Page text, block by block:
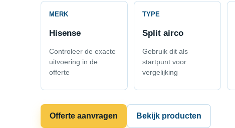
MERK
Hisense
Controleer de exacte
uitvoering in de
offerte
TYPE
Split airco
Gebruik dit als
startpunt voor
vergelijking
Offerte aanvragen Bekijk producten